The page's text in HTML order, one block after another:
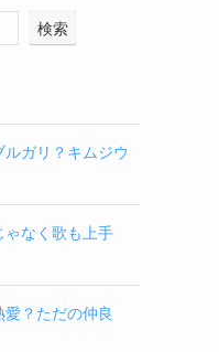
検索
ガリ？キムジウ
ゃなく歌も上手
？ただの仲良